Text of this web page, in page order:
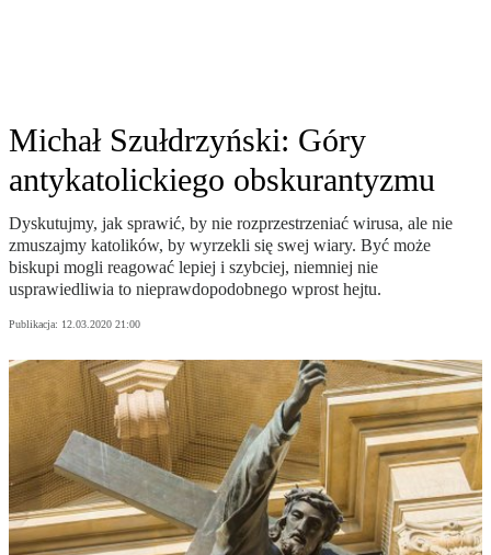
Michał Szułdrzyński: Góry
antykatolickiego obskurantyzmu
Dyskutujmy, jak sprawić, by nie rozprzestrzeniać wirusa, ale nie
zmuszajmy katolików, by wyrzekli się swej wiary. Być może
biskupi mogli reagować lepiej i szybciej, niemniej nie
usprawiedliwia to nieprawdopodobnego wprost hejtu.
Publikacja: 12.03.2020 21:00